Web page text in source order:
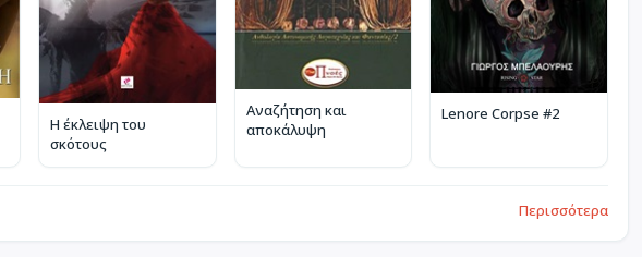
Η έκλειψη του
σκότους
Αναζήτηση και
αποκάλυψη
Lenore Corpse #2
Περισσότερα